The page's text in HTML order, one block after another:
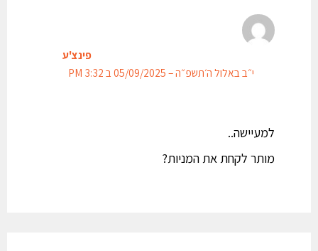
פינצ'ע
י״ב באלול ה׳תשפ״ה – 05/09/2025 ב 3:32 PM
למעיישה..
מותר לקחת את המניות?